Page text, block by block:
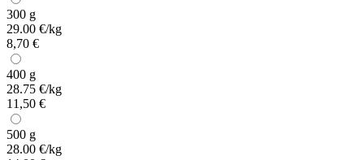
300 g
29.00 €/kg
8,70 €
400 g
28.75 €/kg
11,50 €
500 g
28.00 €/kg